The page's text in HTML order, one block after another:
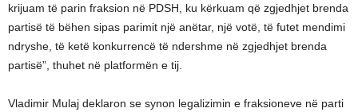
krijuam të parin fraksion në PDSH, ku kërkuam që zgjedhjet brenda
partisë të bëhen sipas parimit një anëtar, një votë, të futet mendimi
ndryshe, të ketë konkurrencë të ndershme në zgjedhjet brenda
partisë”, thuhet në platformën e tij.
Vladimir Mulaj deklaron se synon legalizimin e fraksioneve në parti